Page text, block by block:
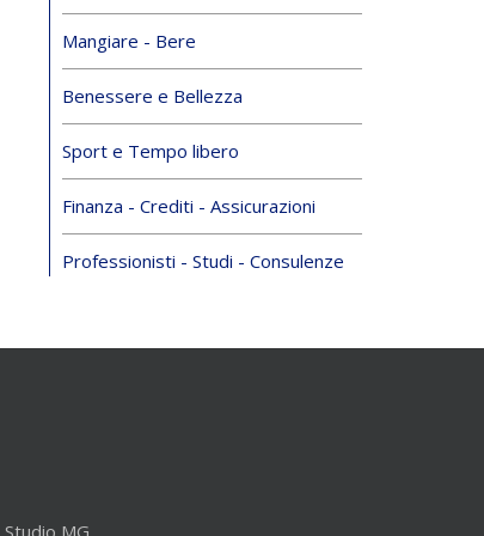
Mangiare - Bere
Benessere e Bellezza
Sport e Tempo libero
Finanza - Crediti - Assicurazioni
Professionisti - Studi - Consulenze